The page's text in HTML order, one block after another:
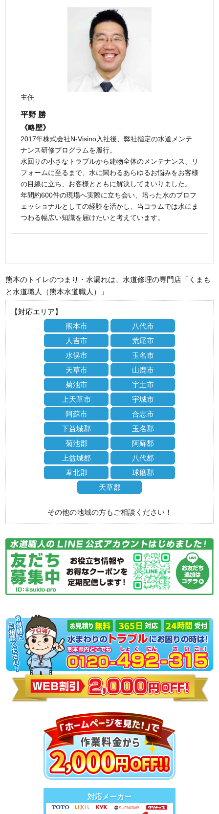
主任
平野 勝
《略歴》
2017年株式会社N-Visino入社後、弊社指定の水道メンテ
ナンス研修プログラムを履行。
水回りの小さなトラブルから建物全体のメンテナンス、リ
フォームに至るまで、水に関わるあらゆるお悩みをお客様
の目線に立ち、お客様とともに解決してまいりました。
年間約600件の現場へ実際に立ち会い、培った水のプロフ
ェッショナルとしての経験を活かし、当コラムでは水にま
つわる幅広い知識を届けたいと考えています。
熊本のトイレのつまり・水漏れは、水道修理の専門店「くまも
と水道職人（熊本水道職人）」
【対応エリア】
熊本市
八代市
人吉市
荒尾市
水俣市
玉名市
天草市
山鹿市
菊池市
宇土市
上天草市
宇城市
阿蘇市
合志市
下益城郡
玉名郡
菊池郡
阿蘇郡
上益城郡
八代郡
葦北郡
球磨郡
天草郡
その他の地域の方もご相談ください！
対応メーカー